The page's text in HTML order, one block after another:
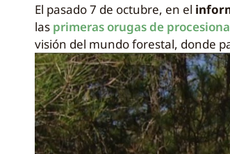
El pasado 7 de octubre, en el
las primeras orugas de
visión del mundo forestal, donde